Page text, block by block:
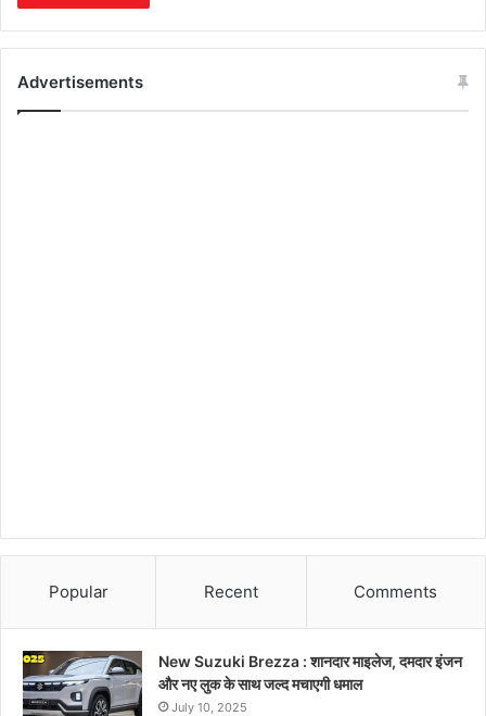
Advertisements
Popular Recent Comments
New Suzuki Brezza : शानदार माइलेज, दमदार इंजन
और नए लुक के साथ जल्द मचाएगी धमाल
July 10, 2025